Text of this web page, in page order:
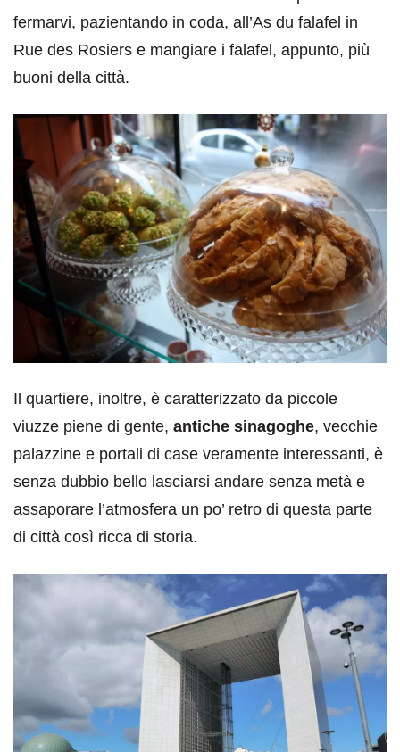
fermarvi, pazientando in coda, all’As du falafel in
Rue des Rosiers e mangiare i falafel, appunto, più
buoni della città.
Il quartiere, inoltre, è caratterizzato da piccole
viuzze piene di gente, antiche sinagoghe, vecchie
palazzine e portali di case veramente interessanti, è
senza dubbio bello lasciarsi andare senza metà e
assaporare l’atmosfera un po’ retro di questa parte
di città così ricca di storia.